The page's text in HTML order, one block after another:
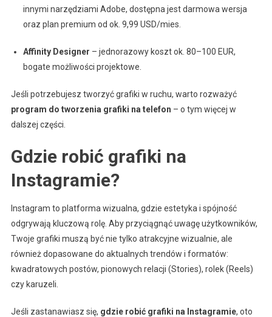
innymi narzędziami Adobe, dostępna jest darmowa wersja
oraz plan premium od ok. 9,99 USD/mies.
Affinity Designer – jednorazowy koszt ok. 80–100 EUR,
bogate możliwości projektowe.
Jeśli potrzebujesz tworzyć grafiki w ruchu, warto rozważyć
program do tworzenia grafiki na telefon – o tym więcej w
dalszej części.
Gdzie robić grafiki na
Instagramie?
Instagram to platforma wizualna, gdzie estetyka i spójność
odgrywają kluczową rolę. Aby przyciągnąć uwagę użytkowników,
Twoje grafiki muszą być nie tylko atrakcyjne wizualnie, ale
również dopasowane do aktualnych trendów i formatów:
kwadratowych postów, pionowych relacji (Stories), rolek (Reels)
czy karuzeli.
Jeśli zastanawiasz się, gdzie robić grafiki na Instagramie, oto